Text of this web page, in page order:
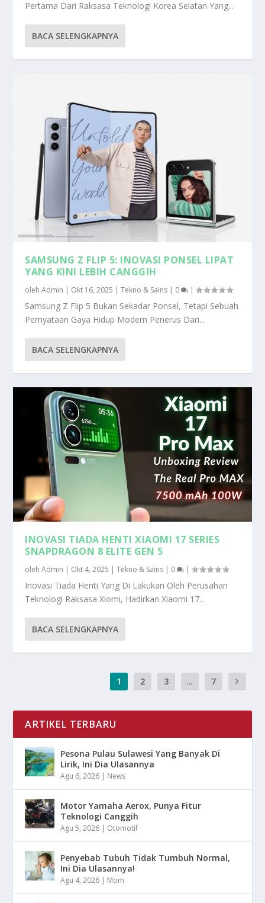
Pertama Dari Raksasa Teknologi Korea Selatan Yang...
BACA SELENGKAPNYA
SAMSUNG Z FLIP 5: INOVASI PONSEL LIPAT
YANG KINI LEBIH CANGGIH
olehAdmin | Okt 16, 2025 |Tekno & Sains | 0 |
Samsung Z Flip 5 Bukan Sekadar Ponsel, Tetapi Sebuah
Pernyataan Gaya Hidup Modern Penerus Dari...
BACA SELENGKAPNYA
INOVASI TIADA HENTI XIAOMI 17 SERIES
SNAPDRAGON 8 ELITE GEN 5
olehAdmin | Okt 4, 2025 |Tekno & Sains | 0 |
Inovasi Tiada Henti Yang Di Lakukan Oleh Perusahan
Teknologi Raksasa Xiomi, Hadirkan Xiaomi 17...
BACA SELENGKAPNYA
1 2 3 ... 7
ARTIKEL TERBARU
Pesona Pulau Sulawesi Yang Banyak Di
Lirik, Ini Dia Ulasannya
Agu 6, 2026 | News
Motor Yamaha Aerox, Punya Fitur
Teknologi Canggih
Agu 5, 2026 | Otomotif
Penyebab Tubuh Tidak Tumbuh Normal,
Ini Dia Ulasannya!
Agu 4, 2026 | Mom